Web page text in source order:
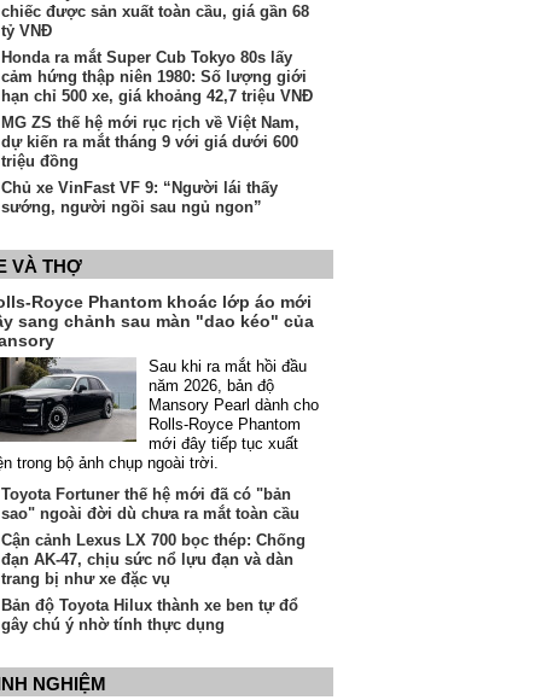
chiếc được sản xuất toàn cầu, giá gần 68
tỷ VNĐ
Honda ra mắt Super Cub Tokyo 80s lấy
cảm hứng thập niên 1980: Số lượng giới
hạn chỉ 500 xe, giá khoảng 42,7 triệu VNĐ
MG ZS thế hệ mới rục rịch về Việt Nam,
dự kiến ra mắt tháng 9 với giá dưới 600
triệu đồng
Chủ xe VinFast VF 9: “Người lái thấy
sướng, người ngồi sau ngủ ngon”
VÀ THỢ
Royce Phantom khoác lớp áo mới
sang chảnh sau màn "dao kéo" của
Sau khi ra mắt hồi đầu
năm 2026, bản độ
Mansory Pearl dành cho
Rolls-Royce Phantom
mới đây tiếp tục xuất
trong bộ ảnh chụp ngoài trời.
Toyota Fortuner thế hệ mới đã có "bản
sao" ngoài đời dù chưa ra mắt toàn cầu
Cận cảnh Lexus LX 700 bọc thép: Chống
đạn AK-47, chịu sức nổ lựu đạn và dàn
trang bị như xe đặc vụ
Bản độ Toyota Hilux thành xe ben tự đổ
gây chú ý nhờ tính thực dụng
NGHIỆM